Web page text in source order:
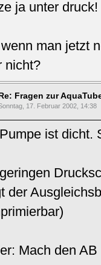
ja unter
man jetzt
nicht?
Fragen zur
17. Februar 2002, 14:38
ist dicht.
der
Mach den